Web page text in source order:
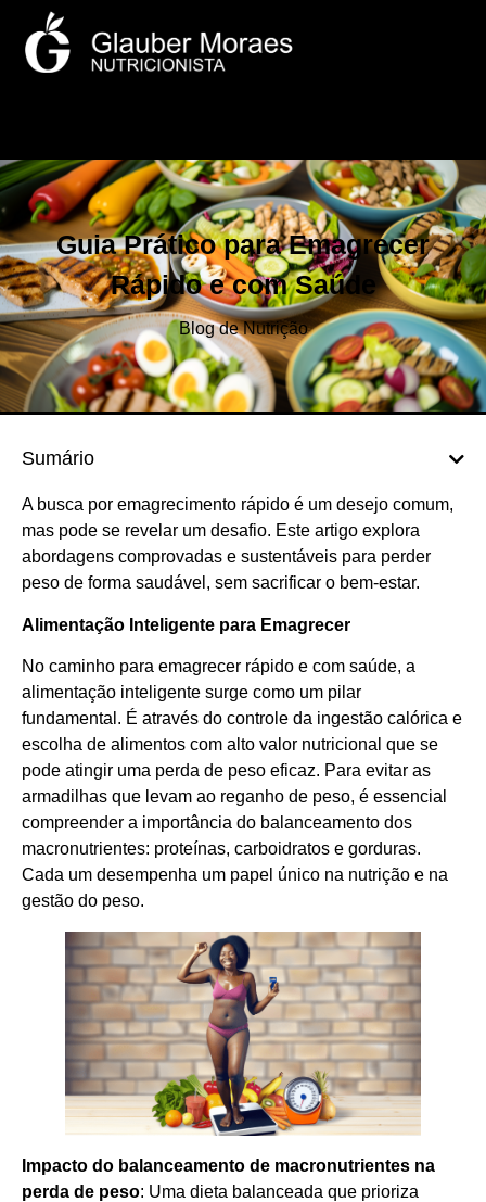
Guia Prático para Emagrecer
Rápido e com Saúde
Blog de Nutrição
Sumário
A busca por emagrecimento rápido é um desejo comum,
mas pode se revelar um desafio. Este artigo explora
abordagens comprovadas e sustentáveis para perder
peso de forma saudável, sem sacrificar o bem-estar.
Alimentação Inteligente para Emagrecer
No caminho para emagrecer rápido e com saúde, a
alimentação inteligente surge como um pilar
fundamental. É através do controle da ingestão calórica e
escolha de alimentos com alto valor nutricional que se
pode atingir uma perda de peso eficaz. Para evitar as
armadilhas que levam ao reganho de peso, é essencial
compreender a importância do balanceamento dos
macronutrientes: proteínas, carboidratos e gorduras.
Cada um desempenha um papel único na nutrição e na
gestão do peso.
Impacto do balanceamento de macronutrientes na
perda de peso: Uma dieta balanceada que prioriza